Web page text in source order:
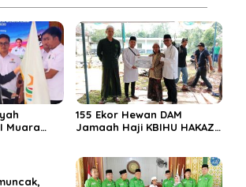
Muara
155 Ekor Hewan DAM
Jamaah Haji KBIHU HAKAZA